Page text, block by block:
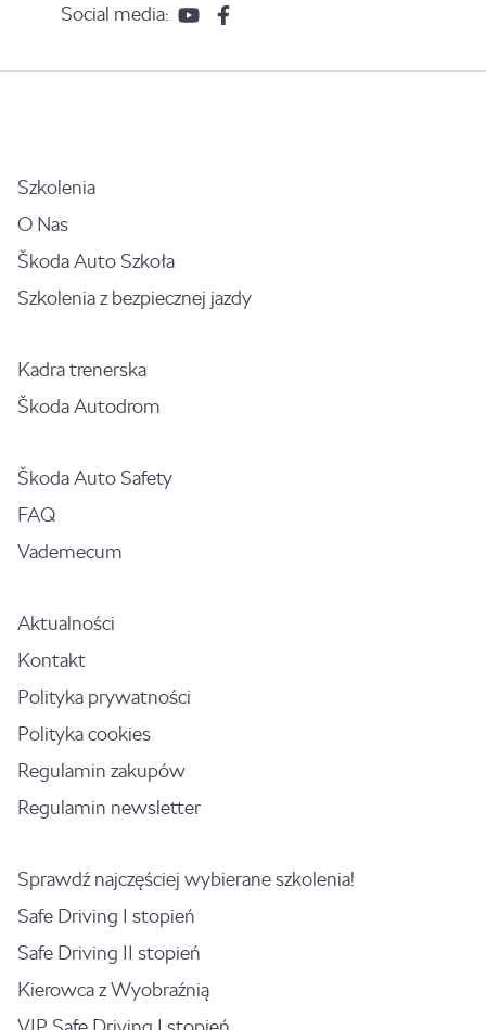
Social media:
Szkolenia
O Nas
Škoda Auto Szkoła
Szkolenia z bezpiecznej jazdy
Kadra trenerska
Škoda Autodrom
Škoda Auto Safety
FAQ
Vademecum
Aktualności
Kontakt
Polityka prywatności
Polityka cookies
Regulamin zakupów
Regulamin newsletter
Sprawdź najczęściej wybierane szkolenia!
Safe Driving I stopień
Safe Driving II stopień
Kierowca z Wyobraźnią